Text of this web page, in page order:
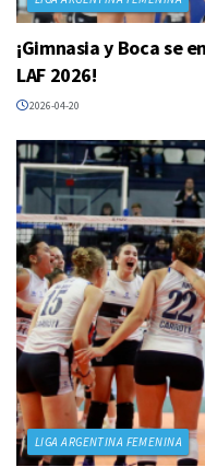
¡Gimnasia y Boca se
LAF 2026!
2026-04-20
LIGA ARGENTINA FEMENINA